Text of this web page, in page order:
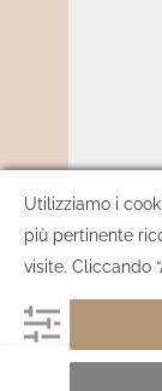
Utilizziamo i
più pertinente
visite. Cliccando